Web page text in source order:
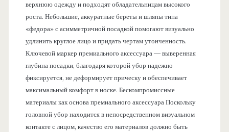
верхнюю одежду и подходят обладательницам высокого
роста. Небольшие, аккуратные береты и шляпы типа
«федора» с асимметричной посадкой помогают визуально
удлинить круглое лицо и придать чертам утонченность.
Ключевой маркер премиального аксессуара — выверенная
глубина посадки, благодаря которой убор надежно
фиксируется, не деформирует прическу и обеспечивает
максимальный комфорт в носке. Бескомпромиссные
материалы как основа премиального аксессуара Поскольку
головной убор находится в непосредственном визуальном
контакте с лицом, качество его материалов должно быть